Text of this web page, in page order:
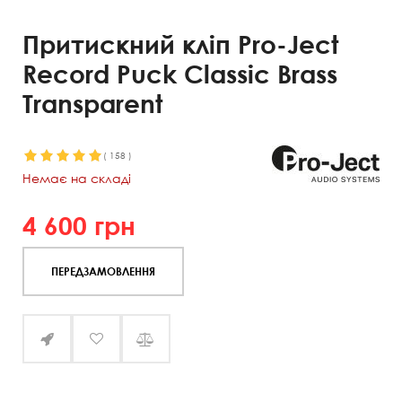
Притискний кліп Pro-Ject
Record Puck Classic Brass
Transparent
( 158 )
Немає на складі
4 600 грн
ПЕРЕДЗАМОВЛЕННЯ